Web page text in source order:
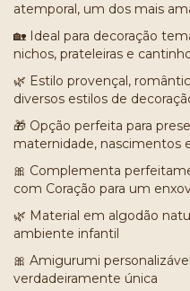
atemporal, um dos mais
🏡 Ideal para decoração
nichos, prateleiras e
🌿 Estilo provençal,
diversos estilos de
🎁 Opção perfeita para
maternidade, nascimentos
🎀 Complementa
com Coração para um
🌿 Material em algodão
ambiente infantil
🎀 Amigurumi
verdadeiramente única